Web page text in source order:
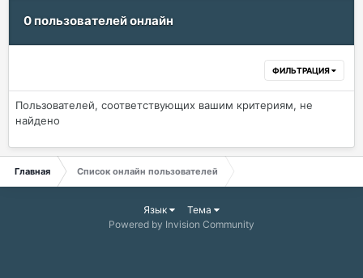
0 пользователей онлайн
ФИЛЬТРАЦИЯ
Пользователей, соответствующих вашим критериям, не
найдено
Главная Список онлайн пользователей
Язык
Тема
Powered by Invision Community